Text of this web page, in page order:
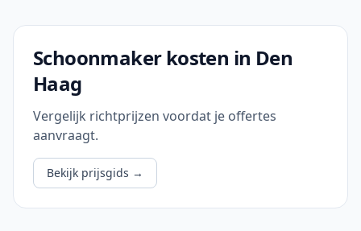
Schoonmaker kosten in Den
Haag
Vergelijk richtprijzen voordat je offertes
aanvraagt.
Bekijk prijsgids →